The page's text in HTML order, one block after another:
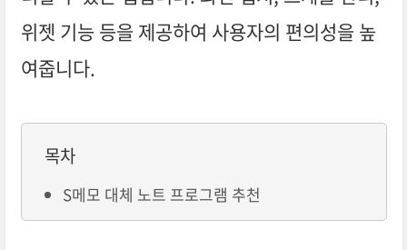
위젯 기능 등을 제공하여 사용자의 편의성을 높
여줍니다.
목차
S메모 대체 노트 프로그램 추천